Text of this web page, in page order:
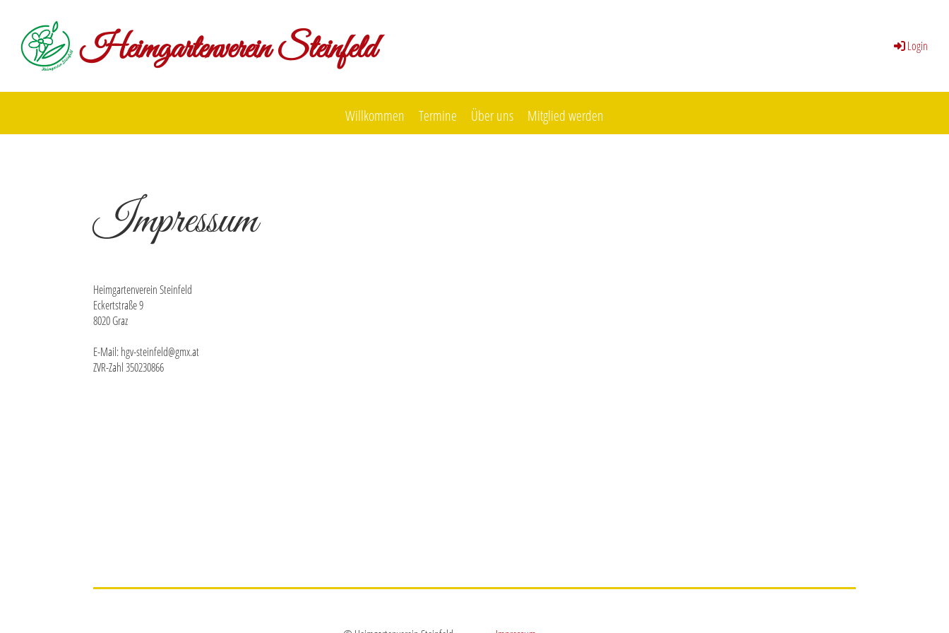
Heimgartenverein Steinfeld Login
Willkommen Termine Über uns Mitglied werden
Impressum
Heimgartenverein Steinfeld
Eckertstraße 9
8020 Graz
E-Mail: hgv-steinfeld@gmx.at
ZVR-Zahl 350230866